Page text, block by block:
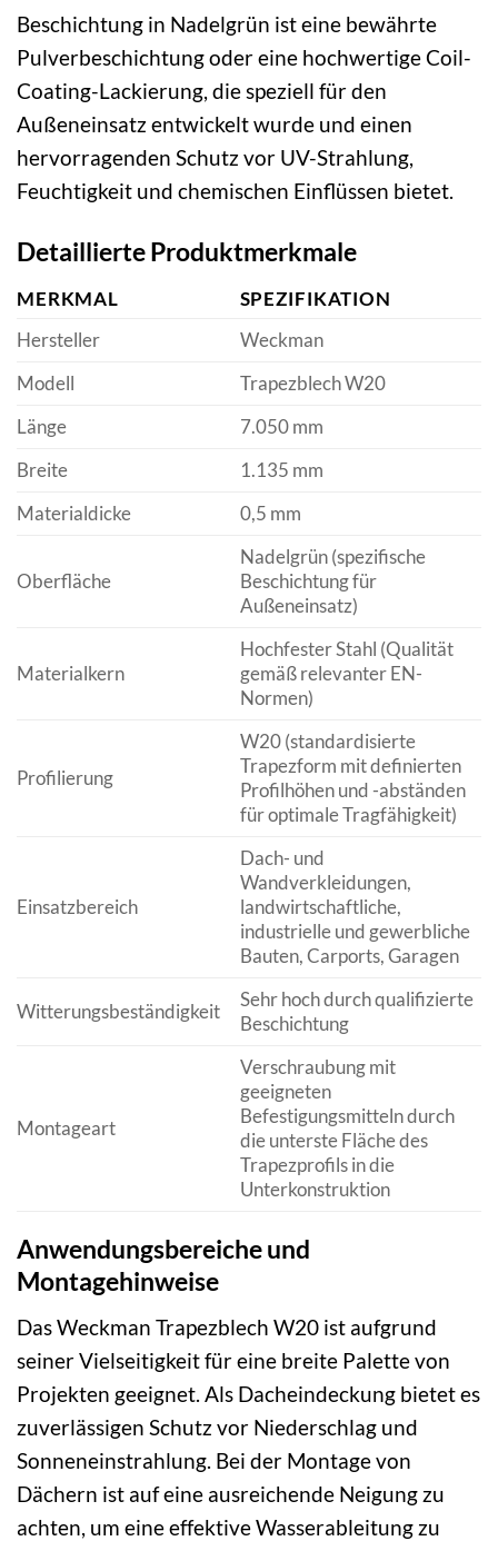
Beschichtung in Nadelgrün ist eine bewährte
Pulverbeschichtung oder eine hochwertige Coil-
Coating-Lackierung, die speziell für den
Außeneinsatz entwickelt wurde und einen
hervorragenden Schutz vor UV-Strahlung,
Feuchtigkeit und chemischen Einflüssen bietet.
Detaillierte Produktmerkmale
MERKMAL
SPEZIFIKATION
Hersteller
Weckman
Modell
Trapezblech W20
Länge
7.050 mm
Breite
1.135 mm
Materialdicke
0,5 mm
Oberfläche
Nadelgrün (spezifische
Beschichtung für
Außeneinsatz)
Materialkern
Hochfester Stahl (Qualität
gemäß relevanter EN-
Normen)
Profilierung
W20 (standardisierte
Trapezform mit definierten
Profilhöhen und -abständen
für optimale Tragfähigkeit)
Einsatzbereich
Dach- und
Wandverkleidungen,
landwirtschaftliche,
industrielle und gewerbliche
Bauten, Carports, Garagen
Witterungsbeständigkeit
Sehr hoch durch qualifizierte
Beschichtung
Montageart
Verschraubung mit
geeigneten
Befestigungsmitteln durch
die unterste Fläche des
Trapezprofils in die
Unterkonstruktion
Anwendungsbereiche und
Montagehinweise
Das Weckman Trapezblech W20 ist aufgrund
seiner Vielseitigkeit für eine breite Palette von
Projekten geeignet. Als Dacheindeckung bietet es
zuverlässigen Schutz vor Niederschlag und
Sonneneinstrahlung. Bei der Montage von
Dächern ist auf eine ausreichende Neigung zu
achten, um eine effektive Wasserableitung zu